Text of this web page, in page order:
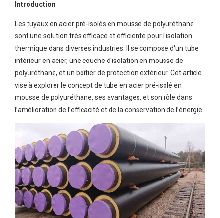
Introduction
Les tuyaux en acier pré-isolés en mousse de polyuréthane
sont une solution très efficace et efficiente pour l'isolation
thermique dans diverses industries. Il se compose d'un tube
intérieur en acier, une couche d'isolation en mousse de
polyuréthane, et un boîtier de protection extérieur. Cet article
vise à explorer le concept de tube en acier pré-isolé en
mousse de polyuréthane, ses avantages, et son rôle dans
l’amélioration de l’efficacité et de la conservation de l’énergie.